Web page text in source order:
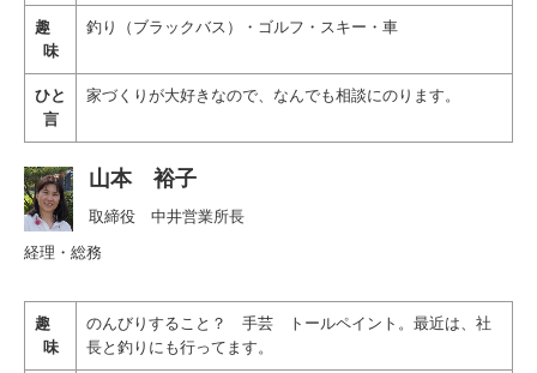
お客様の声
お問い合わせ
よくあるご質問
趣
味
釣り（ブラックバス）・ゴルフ・スキー・車
ひと
言
家づくりが大好きなので、なんでも相談にのります。
山本 裕子
取締役 中井営業所長
経理・総務
趣
味
のんびりすること？ 手芸 トールペイント。最近は、社
長と釣りにも行ってます。